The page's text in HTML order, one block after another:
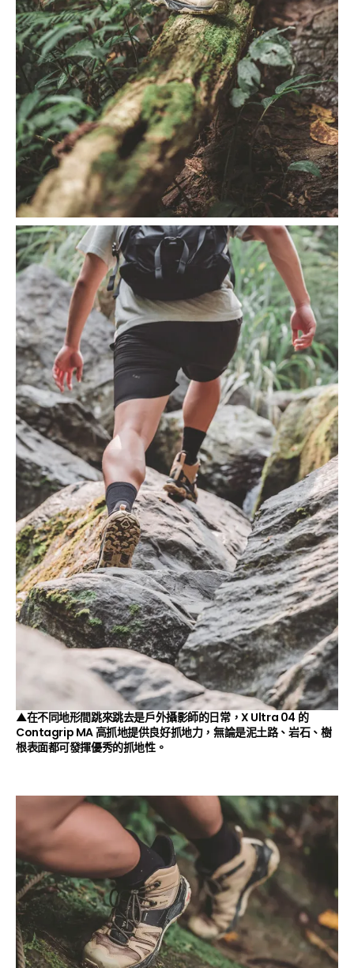
▲在不同地形間跳來跳去是戶外攝影師的日常，X Ultra 04 的
Contagrip MA 高抓地提供良好抓地力，無論是泥土路、岩石、樹
根表面都可發揮優秀的抓地性。